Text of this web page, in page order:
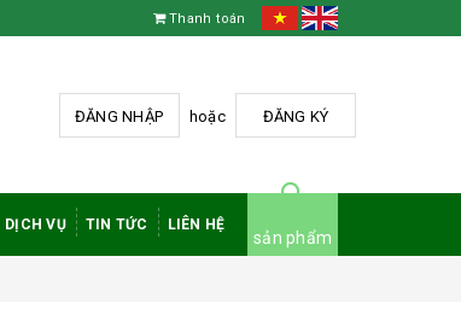
Thanh toán
ĐĂNG NHẬP hoặc ĐĂNG KÝ
DỊCH VỤ TIN TỨC LIÊN HỆ
sản phẩm